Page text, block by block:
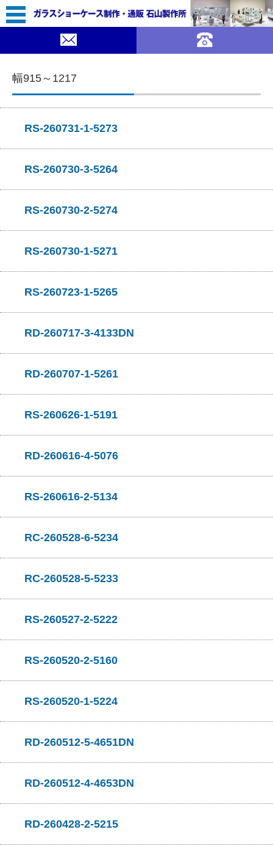
幅915～1217
RS-260731-1-5273
RS-260730-3-5264
RS-260730-2-5274
RS-260730-1-5271
RS-260723-1-5265
RD-260717-3-4133DN
RD-260707-1-5261
RS-260626-1-5191
RD-260616-4-5076
RS-260616-2-5134
RC-260528-6-5234
RC-260528-5-5233
RS-260527-2-5222
RS-260520-2-5160
RS-260520-1-5224
RD-260512-5-4651DN
RD-260512-4-4653DN
RD-260428-2-5215